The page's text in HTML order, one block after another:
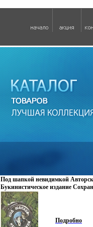
Под шапкой невидимкой
Букинистическое издание
Хорошая Издательство: Детская
Ленинград, 1982 г Суперобложка,
Тираж: 150000 экз Формат:
(~167x236 мм) инфо 5204t.Подробно